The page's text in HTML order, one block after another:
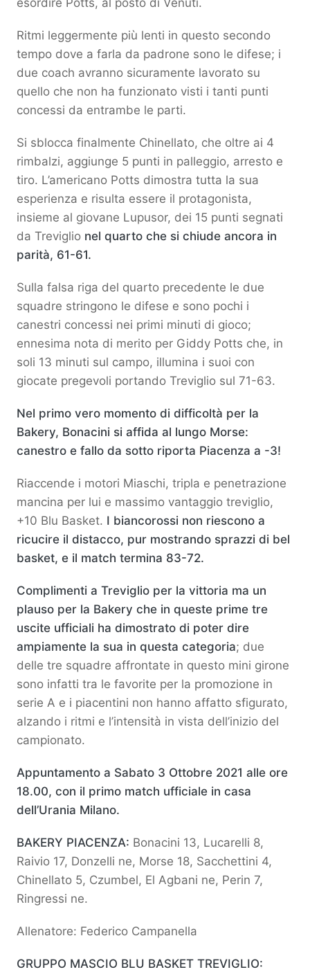
esordire Potts, al posto di Venuti.
Ritmi leggermente più lenti in questo secondo
tempo dove a farla da padrone sono le difese; i
due coach avranno sicuramente lavorato su
quello che non ha funzionato visti i tanti punti
concessi da entrambe le parti.
Si sblocca finalmente Chinellato, che oltre ai 4
rimbalzi, aggiunge 5 punti in palleggio, arresto e
tiro. L’americano Potts dimostra tutta la sua
esperienza e risulta essere il protagonista,
insieme al giovane Lupusor, dei 15 punti segnati
da Treviglio nel quarto che si chiude ancora in
parità, 61-61.
Sulla falsa riga del quarto precedente le due
squadre stringono le difese e sono pochi i
canestri concessi nei primi minuti di gioco;
ennesima nota di merito per Giddy Potts che, in
soli 13 minuti sul campo, illumina i suoi con
giocate pregevoli portando Treviglio sul 71-63.
Nel primo vero momento di difficoltà per la
Bakery, Bonacini si affida al lungo Morse:
canestro e fallo da sotto riporta Piacenza a -3!
Riaccende i motori Miaschi, tripla e penetrazione
mancina per lui e massimo vantaggio treviglio,
+10 Blu Basket. I biancorossi non riescono a
ricucire il distacco, pur mostrando sprazzi di bel
basket, e il match termina 83-72.
Complimenti a Treviglio per la vittoria ma un
plauso per la Bakery che in queste prime tre
uscite ufficiali ha dimostrato di poter dire
ampiamente la sua in questa categoria; due
delle tre squadre affrontate in questo mini girone
sono infatti tra le favorite per la promozione in
serie A e i piacentini non hanno affatto sfigurato,
alzando i ritmi e l’intensità in vista dell’inizio del
campionato.
Appuntamento a Sabato 3 Ottobre 2021 alle ore
18.00, con il primo match ufficiale in casa
dell’Urania Milano.
BAKERY PIACENZA: Bonacini 13, Lucarelli 8,
Raivio 17, Donzelli ne, Morse 18, Sacchettini 4,
Chinellato 5, Czumbel, El Agbani ne, Perin 7,
Ringressi ne.
Allenatore: Federico Campanella
GRUPPO MASCIO BLU BASKET TREVIGLIO: